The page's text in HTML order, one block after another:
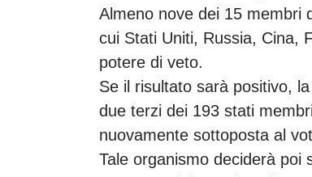
Almeno nove dei 15 membri
cui Stati Uniti, Russia, Cina,
potere di veto.
Se il risultato sarà positivo,
due terzi dei 193 stati
nuovamente sottoposta al
Tale organismo deciderà poi